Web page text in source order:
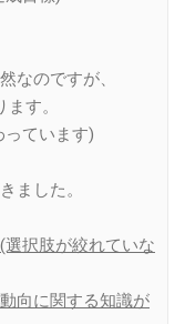
なのですが、
す。
ています)
ました。
択肢が絞れていな
向に関する知識が